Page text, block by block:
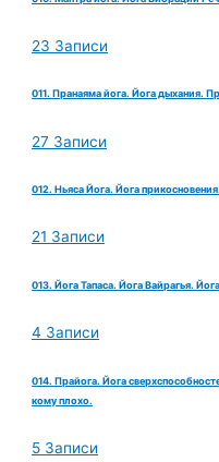
23 Записи
011. Пранаяма йога. Йога дыхания.
27 Записи
012. Ньяса Йога. Йога
21 Записи
013. Йога Тапаса. Йога Вайрагья.
4 Записи
014. Прайога. Йога
кому плохо.
5 Записи